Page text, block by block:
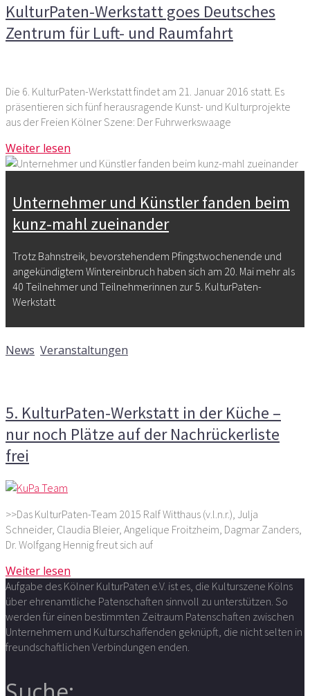
KulturPaten-Werkstatt goes Deutsches
Zentrum für Luft- und Raumfahrt
Die 6. KulturPaten-Werkstatt findet am 21. Januar 2016 statt. Es
präsentieren sich fünf herausragende Kunst- und Kulturprojekte
aus der Freien Kölner Szene: Der Fuhrwerkswaage
Weiter lesen
Unternehmer und Künstler fanden beim
kunz-mahl zueinander
Trotz Bahnstreik, bevorstehendem Pfingstwochenende und
angekündigtem Wintereinbruch haben sich am 20. Mai mehr als
40 Teilnehmer und Teilnehmerinnen zur 5. KulturPaten-
Werkstatt
News Veranstaltungen
5. KulturPaten-Werkstatt in der Küche –
nur noch Plätze auf der Nachrückerliste
frei
>>Das KulturPaten-Team 2015 Ralf Witthaus (v.l.n.r.), Julja
Schneider, Claudia Bleier, Angelique Froitzheim, Dagmar Zanders,
Dr. Wolfgang Hennig freut sich auf
Weiter lesen
Aufgabe des Kölner KulturPaten e.V. ist es, die Kulturszene Kölns
über ehrenamtliche Patenschaften sinnvoll zu unterstützen. So
werden für einen bestimmten Zeitraum Patenschaften zwischen
Unternehmern und Kulturschaffenden geknüpft, die nicht selten in
freundschaftlichen Verbindungen enden.